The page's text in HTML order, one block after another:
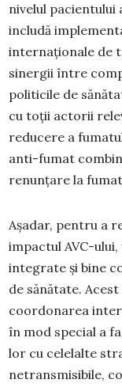
nivelul pacientului
includă
internaționale de
sinergii între
politicile de
cu toții actorii
reducere a
anti-fumat
renunțare la
Așadar, pentru a
impactul AVC-
integrate și bine
de sănătate.
coordonarea
în mod special a
lor cu celelalte
netransmisibile,